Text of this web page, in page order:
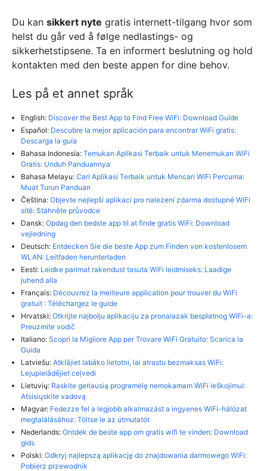
Du kan sikkert nyte gratis internett-tilgang hvor som
helst du går ved å følge nedlastings- og
sikkerhetstipsene. Ta en informert beslutning og hold
kontakten med den beste appen for dine behov.
Les på et annet språk
English: Discover the Best App to Find Free WiFi: Download Guide
Español: Descubre la mejor aplicación para encontrar WiFi gratis:
Descarga la guía
Bahasa Indonesia: Temukan Aplikasi Terbaik untuk Menemukan WiFi
Gratis: Unduh Panduannya
Bahasa Melayu: Cari Aplikasi Terbaik untuk Mencari WiFi Percuma:
Muat Turun Panduan
Čeština: Objevte nejlepší aplikaci pro nalezení zdarma dostupné WiFi
sítě: Stáhněte průvodce
Dansk: Opdag den bedste app til at finde gratis WiFi: Download
vejledning
Deutsch: Entdecken Sie die beste App zum Finden von kostenlosem
WLAN: Leitfaden herunterladen
Eesti: Leidke parimat rakendust tasuta WiFi leidmiseks: Laadige
juhend alla
Français: Découvrez la meilleure application pour trouver du WiFi
gratuit : Téléchargez le guide
Hrvatski: Otkrijte najbolju aplikaciju za pronalazak besplatnog WiFi-a:
Preuzmite vodič
Italiano: Scopri la Migliore App per Trovare WiFi Gratuito: Scarica la
Guida
Latviešu: Atklājiet labāko lietotni, lai atrastu bezmaksas WiFi:
Lejupielādējiet ceļvedi
Lietuvių: Raskite geriausią programėlę nemokamam WiFi ieškojimui:
Atsisiųskite vadovą
Magyar: Fedezze fel a legjobb alkalmazást a ingyenes WiFi-hálózat
megtalálásához: Töltse le az útmutatót
Nederlands: Ontdek de beste app om gratis wifi te vinden: Download
gids
Polski: Odkryj najlepszą aplikację do znajdowania darmowego WiFi:
Pobierz przewodnik